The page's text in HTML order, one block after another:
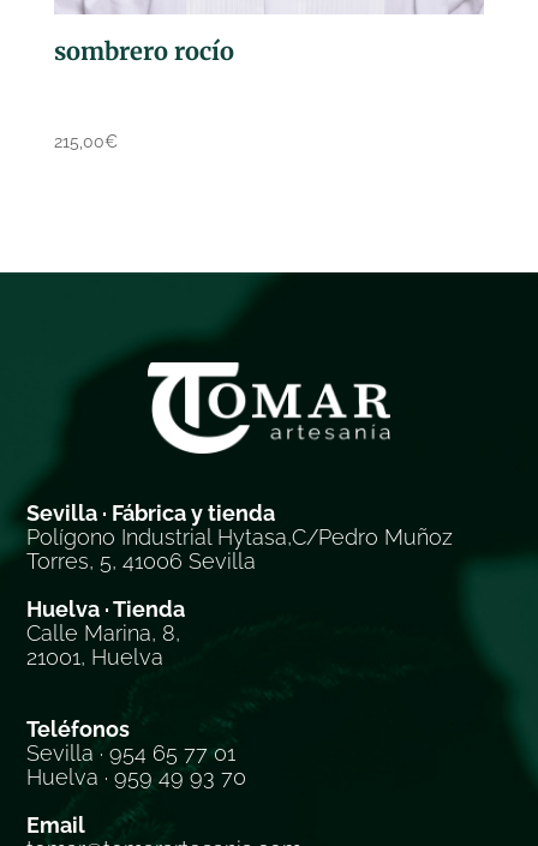
sombrero rocío
215,00€
Sevilla · Fábrica y tienda
Polígono Industrial Hytasa,C/Pedro Muñoz
Torres, 5, 41006 Sevilla
Huelva · Tienda
Calle Marina, 8,
21001, Huelva
Teléfonos
Sevilla · 954 65 77 01
Huelva · 959 49 93 70
Email